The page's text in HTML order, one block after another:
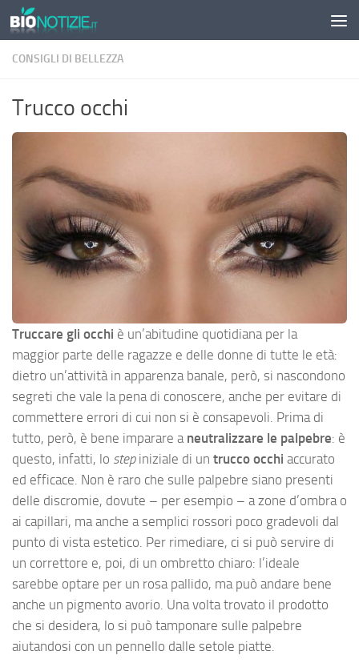
Sotto il contenuto
CONSIGLI DI BELLEZZA
Trucco occhi
Truccare gli occhi è un’abitudine quotidiana per la
maggior parte delle ragazze e delle donne di tutte le età:
dietro un’attività in apparenza banale, però, si nascondono
segreti che vale la pena di conoscere, anche per evitare di
commettere errori di cui non si è consapevoli. Prima di
tutto, però, è bene imparare a neutralizzare le palpebre: è
questo, infatti, lo stepiniziale di un trucco occhi accurato
ed efficace. Non è raro che sulle palpebre siano presenti
delle discromie, dovute – per esempio – a zone d’ombra o
ai capillari, ma anche a semplici rossori poco gradevoli dal
punto di vista estetico. Per rimediare, ci si può servire di
un correttore e, poi, di un ombretto chiaro: l’ideale
sarebbe optare per un rosa pallido, ma può andare bene
anche un pigmento avorio. Una volta trovato il prodotto
che si desidera, lo si può tamponare sulle palpebre
aiutandosi con un pennello dalle setole piatte.